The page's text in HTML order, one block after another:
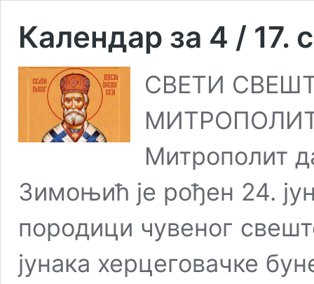
Календар за 4 / 17.
СВЕТИ
Митрополит
Зимоњић је рођен 24.
породици чувеног
јунака херцеговачке